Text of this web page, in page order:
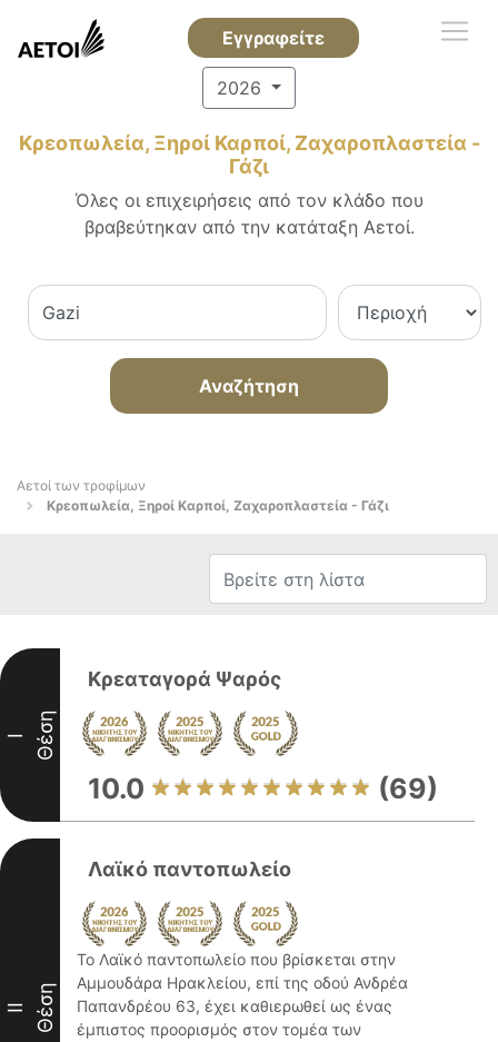
Εγγραφείτε
2026
Κρεοπωλεία, Ξηροί Καρποί, Ζαχαροπλαστεία -
Γάζι
Όλες οι επιχειρήσεις από τον κλάδο που
βραβεύτηκαν από την κατάταξη Αετοί.
Αναζήτηση
Αετοί των τροφίμων
Κρεοπωλεία, Ξηροί Καρποί, Ζαχαροπλαστεία - Γάζι
I Θέση
Κρεαταγορά Ψαρός
10.0 (69)
II Θέση
Λαϊκό παντοπωλείο
Το Λαϊκό παντοπωλείο που βρίσκεται στην
Αμμουδάρα Ηρακλείου, επί της οδού Ανδρέα
Παπανδρέου 63, έχει καθιερωθεί ως ένας
έμπιστος προορισμός στον τομέα των